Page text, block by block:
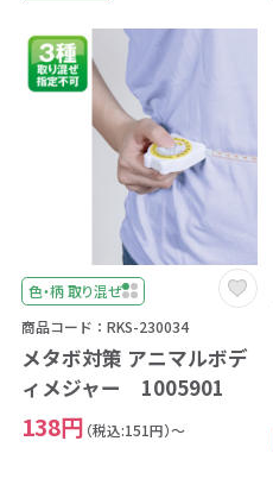
色・柄 取り混ぜ
商品コード：RKS-230034
メタボ対策 アニマルボデ
ィメジャー 1005901
138円 （税込:151円）～